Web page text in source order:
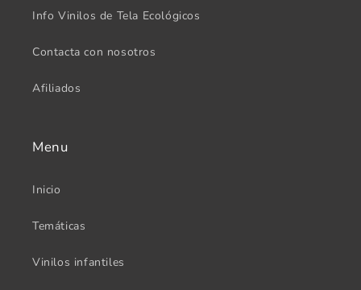
Info Vinilos de Tela Ecológicos
Contacta con nosotros
Afiliados
Menu
Inicio
Temáticas
Vinilos infantiles